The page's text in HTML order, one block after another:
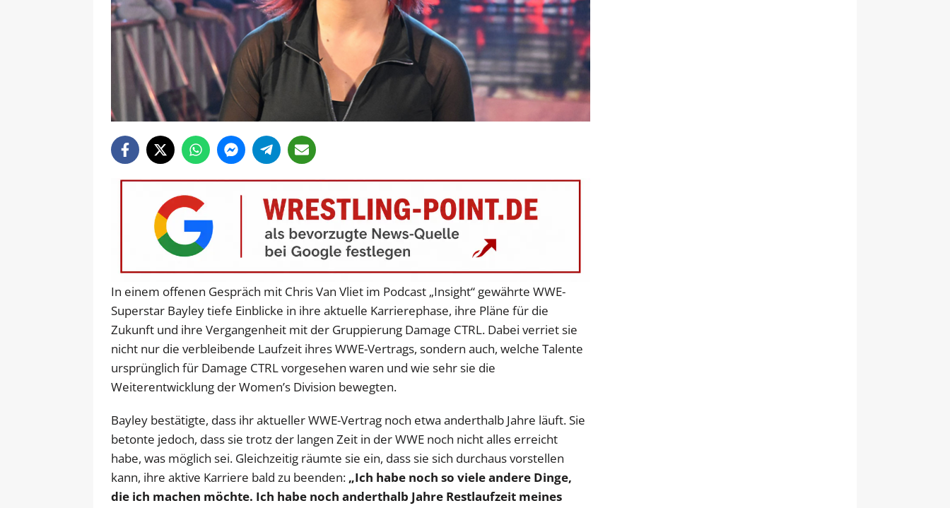
In einem offenen Gespräch mit Chris Van Vliet im Podcast „Insight“ gewährte WWE-
Superstar Bayley tiefe Einblicke in ihre aktuelle Karrierephase, ihre Pläne für die
Zukunft und ihre Vergangenheit mit der Gruppierung Damage CTRL. Dabei verriet sie
nicht nur die verbleibende Laufzeit ihres WWE-Vertrags, sondern auch, welche Talente
ursprünglich für Damage CTRL vorgesehen waren und wie sehr sie die
Weiterentwicklung der Women’s Division bewegten.
Bayley bestätigte, dass ihr aktueller WWE-Vertrag noch etwa anderthalb Jahre läuft. Sie
betonte jedoch, dass sie trotz der langen Zeit in der WWE noch nicht alles erreicht
habe, was möglich sei. Gleichzeitig räumte sie ein, dass sie sich durchaus vorstellen
kann, ihre aktive Karriere bald zu beenden: „Ich habe noch so viele andere Dinge,
die ich machen möchte. Ich habe noch anderthalb Jahre Restlaufzeit meines